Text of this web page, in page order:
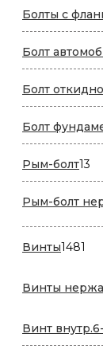
Болты с
Болт
Болт
Болт
Рым-болт13
Рым-болт
Винты1481
Винты
Винт